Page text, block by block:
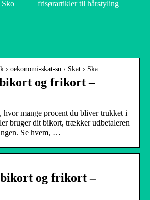
frisørartikler til hårstyling
› oekonomi-skat-su › Skat › Ska…
og frikort –
hvor mange procent du bliver trukket i
bruger dit bikort, trækker udbetaleren
Se hvem, …
og frikort –